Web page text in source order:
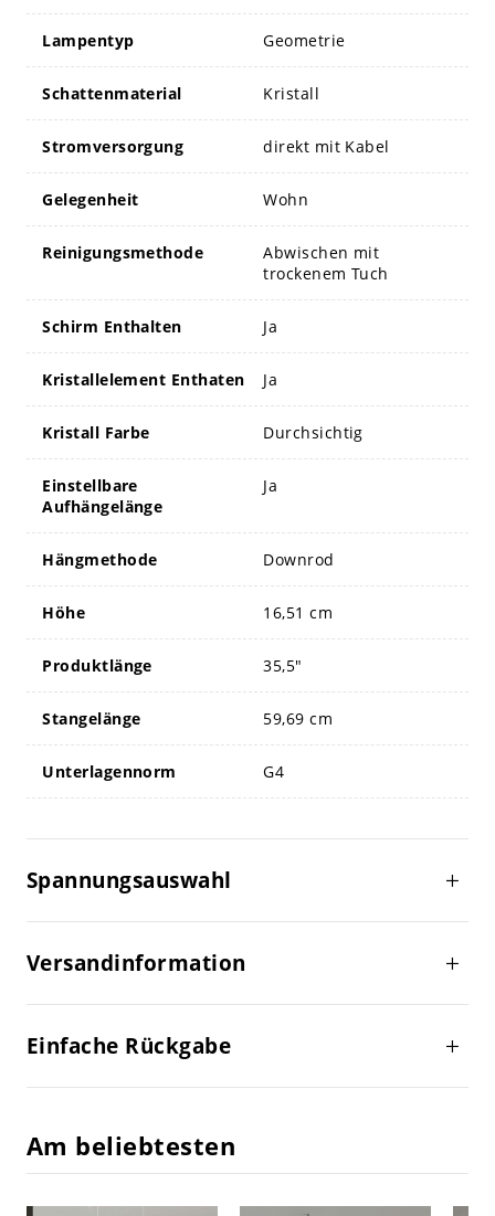
Lampentyp Geometrie
Schattenmaterial Kristall
Stromversorgung direkt mit Kabel
Gelegenheit Wohn
Reinigungsmethode
Abwischen mit
trockenem Tuch
Schirm Enthalten Ja
Kristallelement Enthaten Ja
Kristall Farbe Durchsichtig
Einstellbare
Aufhängelänge
Ja
Hängmethode Downrod
Höhe 16,51 cm
Produktlänge 35,5"
Stangelänge 59,69 cm
Unterlagennorm G4
Spannungsauswahl
Versandinformation
Einfache Rückgabe
Am beliebtesten